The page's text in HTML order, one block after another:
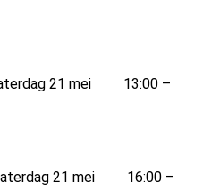
21 mei 13:00 –
21 mei 16:00 –